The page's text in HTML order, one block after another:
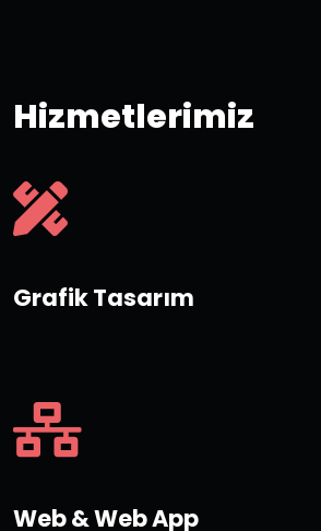
Hizmetlerimiz
Grafik Tasarım
Web & Web App